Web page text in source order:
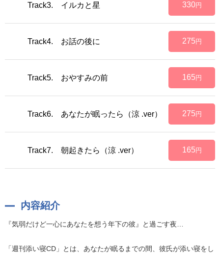
Track3. イルカと星 330円
Track4. お話の後に 275 円
Track5. おやすみの前 165 円
Track6. あなたが眠ったら（涼 .ver） 275 円
Track7. 朝起きたら（涼 .ver） 165 円
内容紹介
『気弱だけど一心にあなたを想う年下の彼』と過ごす夜…
「週刊添い寝CD」とは、あなたが眠るまでの間、彼氏が添い寝をし